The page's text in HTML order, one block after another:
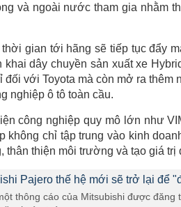
và ngoài nước tham gia nhằm
gian tới hãng sẽ tiếp tục đẩy
khai dây chuyền sản xuất xe
đối với Toyota mà còn mở ra
nghiệp ô tô toàn cầu.
công nghiệp quy mô lớn như
không chỉ tập trung vào kinh
thân thiện môi trường và tạo giá trị
Pajero thế hệ mới sẽ trở lại để
thông cáo của Mitsubishi được